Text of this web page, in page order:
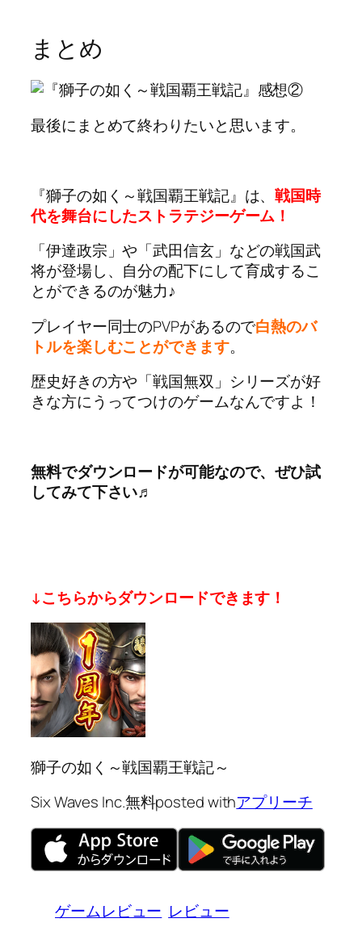
まとめ
最後にまとめて終わりたいと思います。
『獅子の如く～戦国覇王戦記』は、戦国時
代を舞台にしたストラテジーゲーム！
「伊達政宗」や「武田信玄」などの戦国武
将が登場し、自分の配下にして育成するこ
とができるのが魅力♪
プレイヤー同士のPVPがあるので白熱のバ
トルを楽しむことができます。
歴史好きの方や「戦国無双」シリーズが好
きな方にうってつけのゲームなんですよ！
無料でダウンロードが可能なので、ぜひ試
してみて下さい♬
↓こちらからダウンロードできます！
獅子の如く～戦国覇王戦記～
Six Waves Inc.無料posted withアプリーチ
ゲームレビュー レビュー